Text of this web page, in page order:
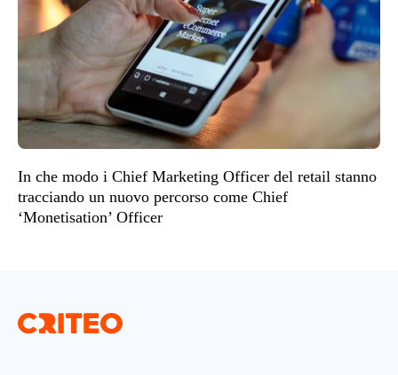
In che modo i Chief Marketing Officer del retail stanno
tracciando un nuovo percorso come Chief
‘Monetisation’ Officer